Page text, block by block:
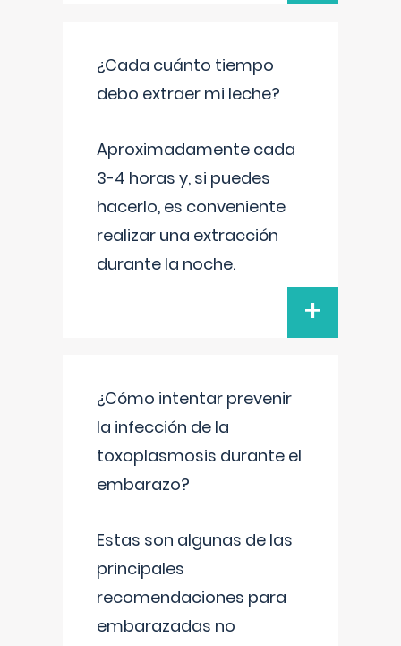
¿Cada cuánto tiempo
debo extraer mi leche?
Aproximadamente cada
3-4 horas y, si puedes
hacerlo, es conveniente
realizar una extracción
durante la noche.
+
¿Cómo intentar prevenir
la infección de la
toxoplasmosis durante el
embarazo?
Estas son algunas de las
principales
recomendaciones para
embarazadas no